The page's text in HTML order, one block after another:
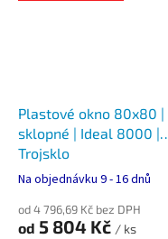
Plastové okno 80x80 |
sklopné | Ideal 8000 |
Trojsklo
Na objednávku 9 - 16 dnů
od 4 796,69 Kč bez DPH
od 5 804 Kč / ks